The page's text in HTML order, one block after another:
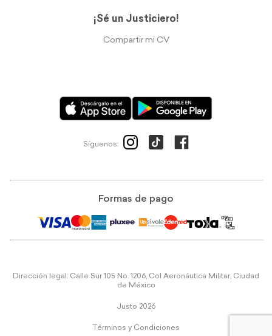
¡Sé un Justiciero!
Compartir mi CV
Síguenos:
Formas de pago
Dirección legal: Calle Sur 105 No. 1206, Col Aeronáutica Militar, Ciudad
de México
Justo 2026
Términos y Condiciones